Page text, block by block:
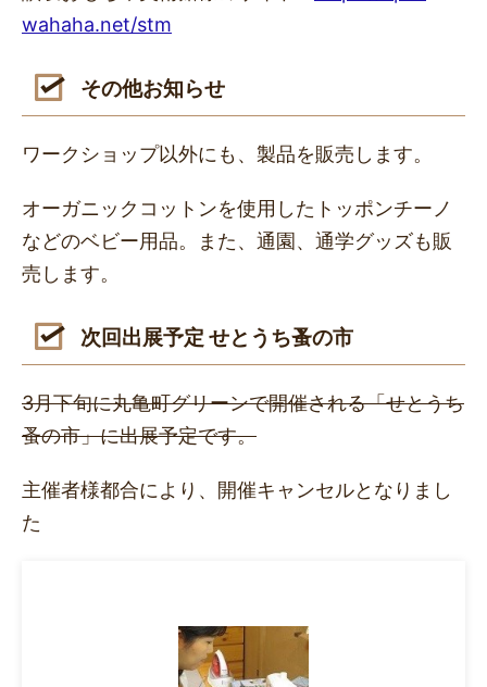
wahaha.net/stm
その他お知らせ
ワークショップ以外にも、製品を販売します。
オーガニックコットンを使用したトッポンチーノ
などのベビー用品。また、通園、通学グッズも販
売します。
次回出展予定 せとうち蚤の市
3月下旬に丸亀町グリーンで開催される「せとうち
蚤の市」に出展予定です。
主催者様都合により、開催キャンセルとなりまし
た